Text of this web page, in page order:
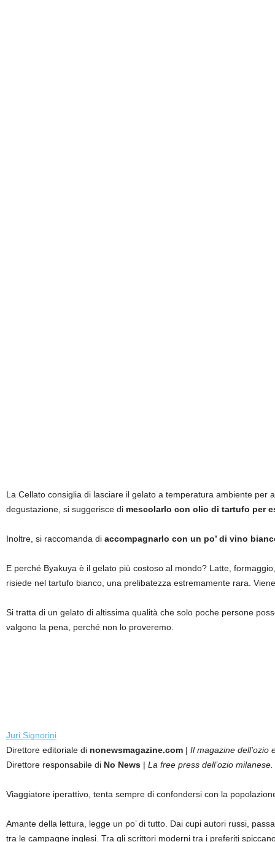
La Cellato consiglia di lasciare il gelato a temperatura ambiente
degustazione, si suggerisce di mescolarlo con olio di tartufo per
Inoltre, si raccomanda di accompagnarlo con un po’ di vino
E perché Byakuya è il gelato più costoso al mondo? Latte,
risiede nel tartufo bianco, una prelibatezza estremamente rara.
Si tratta di un gelato di altissima qualità che solo poche persone
valgono la pena, perché non lo proveremo.
Juri Signorini
Direttore editoriale di nonewsmagazine.com | Il magazine dell’ozio
Direttore responsabile di No News | La free press dell’ozio milanese.
Viaggiatore iperattivo, tenta sempre di confondersi con la
Amante della lettura, legge un po’ di tutto. Dai cupi autori russi,
tra le campagne inglesi. Tra gli scrittori moderni tra i preferiti